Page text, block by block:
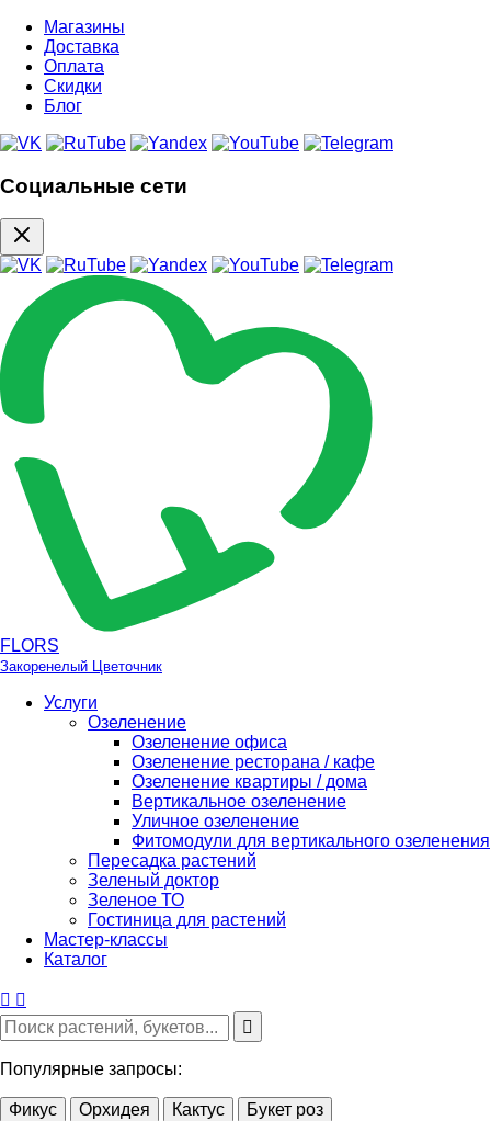
Магазины
Доставка
Оплата
Скидки
Блог
Социальные сети
FLORS
Закоренелый Цветочник
Услуги
Озеленение
Озеленение офиса
Озеленение ресторана / кафе
Озеленение квартиры / дома
Вертикальное озеленение
Уличное озеленение
Фитомодули для вертикального озеленения
Пересадка растений
Зеленый доктор
Зеленое ТО
Гостиница для растений
Мастер-классы
Каталог
Популярные запросы:
Фикус Орхидея Кактус
Букет роз